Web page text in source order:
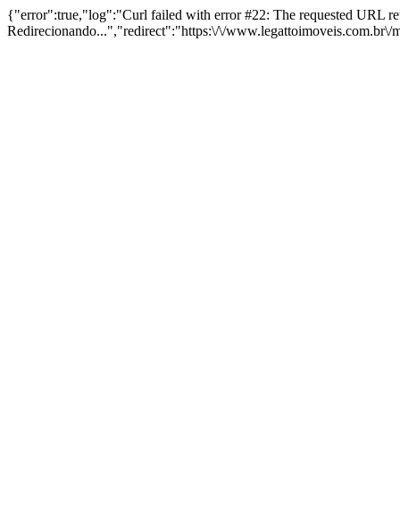
{"error":true,"log":"Curl failed with error #22: The requested URL
Redirecionando...","redirect":"https:\/\/www.legattoimoveis.com.br\/